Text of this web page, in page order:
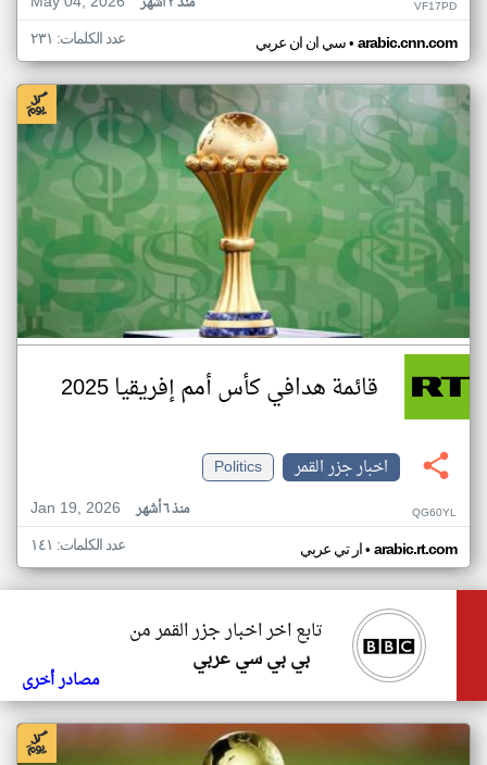
VF17PD
سي ان ان عربي• arabic.cnn.com عدد الكلمات: ٢٣١
قائمة هدافي كأس أمم إفريقيا 2025
اخبار جزر القمر
Politics
Jan 19, 2026
منذ ٦ أشهر QG60YL
ار تي عربي• arabic.rt.com عدد الكلمات: ١٤١
تابع اخر اخبار جزر القمر من
بي بي سي عربي
مصادر أخرى